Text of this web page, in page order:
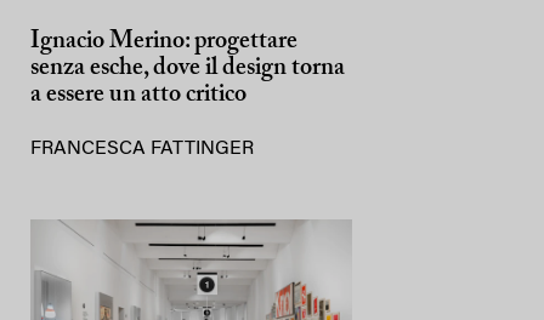
Ignacio Merino: progettare
senza esche, dove il design torna
a essere un atto critico
FRANCESCA FATTINGER